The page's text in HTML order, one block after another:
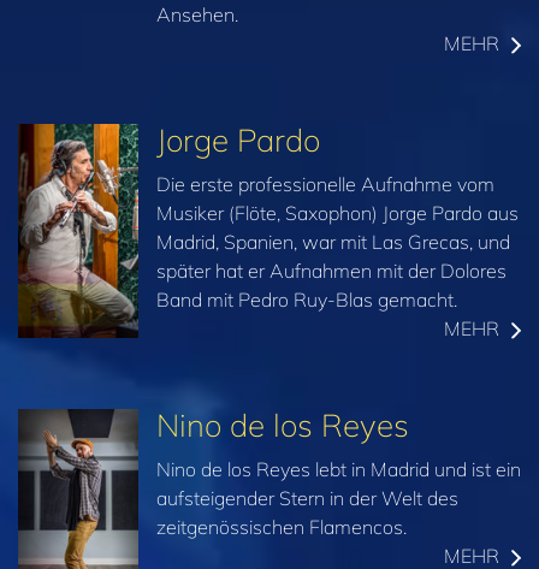
Ansehen.
MEHR
Jorge Pardo
Die erste professionelle Aufnahme vom
Musiker (Flöte, Saxophon) Jorge Pardo aus
Madrid, Spanien, war mit Las Grecas, und
später hat er Aufnahmen mit der Dolores
Band mit Pedro Ruy-Blas gemacht.
MEHR
Nino de los Reyes
Nino de los Reyes lebt in Madrid und ist ein
aufsteigender Stern in der Welt des
zeitgenössischen Flamencos.
MEHR